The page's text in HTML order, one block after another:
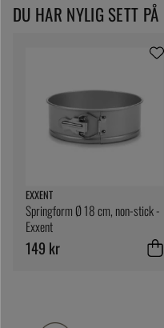
DU HAR NYLIG SETT PÅ
EXXENT
Springform Ø 18 cm, non-stick -
Exxent
149 kr